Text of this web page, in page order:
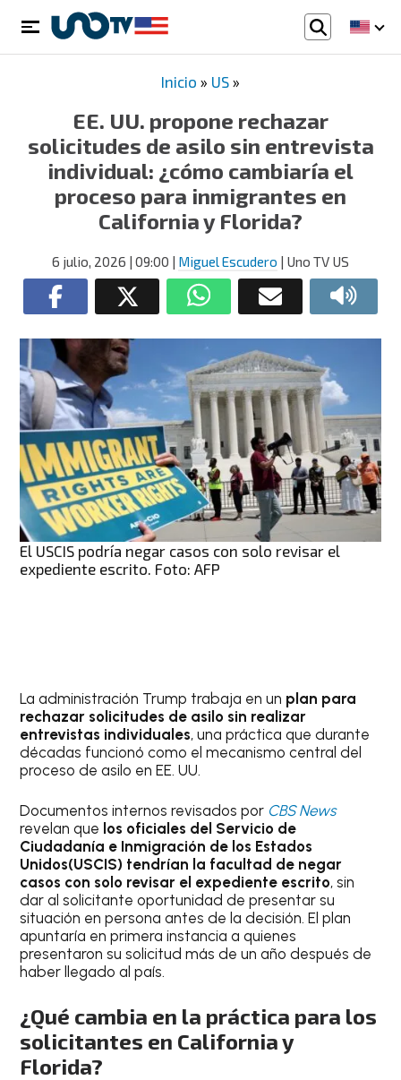
Inicio » US »
EE. UU. propone rechazar
solicitudes de asilo sin entrevista
individual: ¿cómo cambiaría el
proceso para inmigrantes en
California y Florida?
6 julio, 2026 | 09:00 | Miguel Escudero | Uno TV US
El USCIS podría negar casos con solo revisar el
expediente escrito. Foto: AFP
La administración Trump trabaja en un plan para
rechazar solicitudes de asilo sin realizar
entrevistas individuales, una práctica que durante
décadas funcionó como el mecanismo central del
proceso de asilo en EE. UU.
Documentos internos revisados por CBS News
revelan que los oficiales del Servicio de
Ciudadanía e Inmigración de los Estados
Unidos(USCIS) tendrían la facultad de negar
casos con solo revisar el expediente escrito, sin
dar al solicitante oportunidad de presentar su
situación en persona antes de la decisión. El plan
apuntaría en primera instancia a quienes
presentaron su solicitud más de un año después de
haber llegado al país.
¿Qué cambia en la práctica para los
solicitantes en California y
Florida?